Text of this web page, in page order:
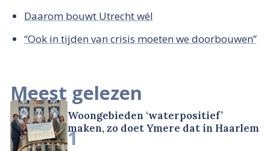
Daarom bouwt Utrecht wél
“Ook in tijden van crisis moeten we doorbouwen”
Meest gelezen
Woongebieden ‘waterpositief’
maken, zo doet Ymere dat in Haarlem
1